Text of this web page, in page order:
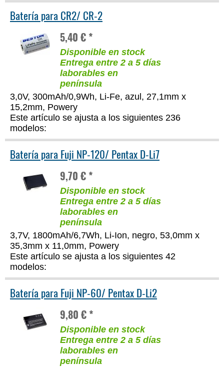
Batería para CR2/ CR-2
5,40 € *
Disponible en stock
Entrega entre 2 a 5 días
laborables en
península
3,0V, 300mAh/0,9Wh, Li-Fe, azul, 27,1mm x
15,2mm, Powery
Este artículo se ajusta a los siguientes 236
modelos:
Batería para Fuji NP-120/ Pentax D-Li7
9,70 € *
Disponible en stock
Entrega entre 2 a 5 días
laborables en
península
3,7V, 1800mAh/6,7Wh, Li-Ion, negro, 53,0mm x
35,3mm x 11,0mm, Powery
Este artículo se ajusta a los siguientes 42
modelos:
Batería para Fuji NP-60/ Pentax D-Li2
9,80 € *
Disponible en stock
Entrega entre 2 a 5 días
laborables en
península